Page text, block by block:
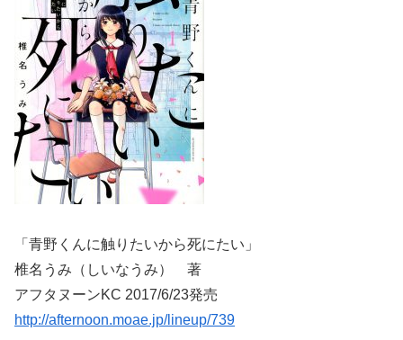
「青野くんに触りたいから死にたい」
椎名うみ（しいなうみ） 著
アフタヌーンKC 2017/6/23発売
http://afternoon.moae.jp/lineup/739